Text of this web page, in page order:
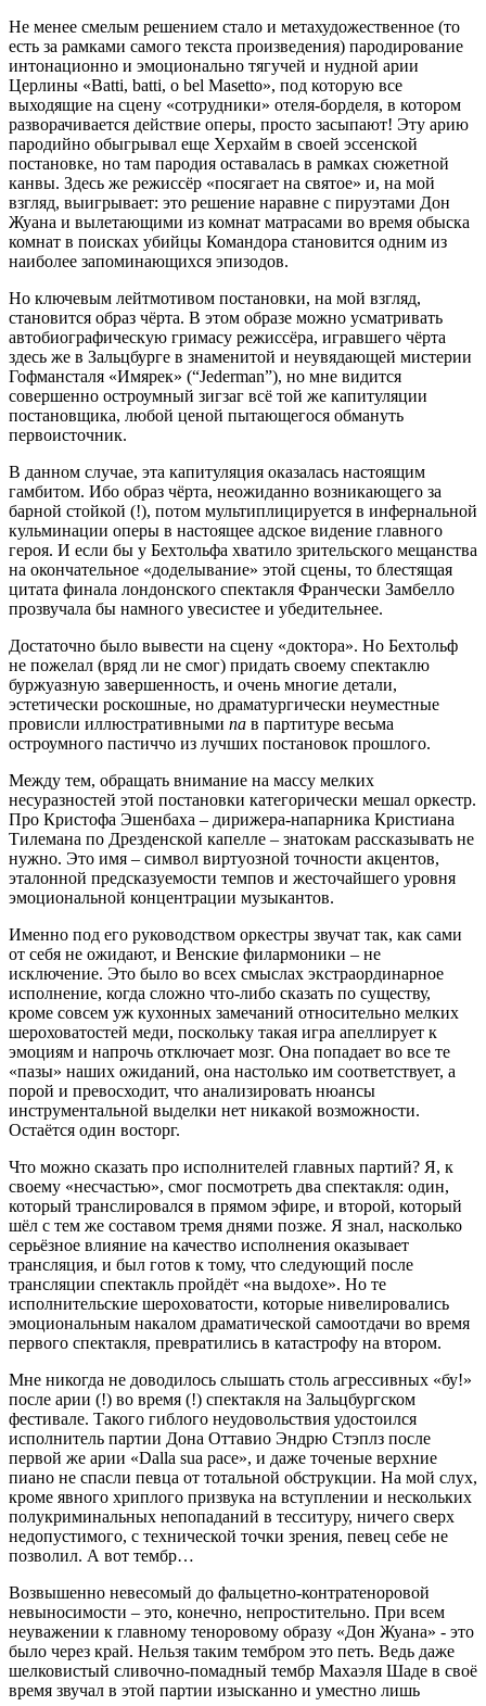
Не менее смелым решением стало и метахудожественное (то
есть за рамками самого текста произведения) пародирование
интонационно и эмоционально тягучей и нудной арии
Церлины «Batti, batti, o bel Masetto», под которую все
выходящие на сцену «сотрудники» отеля-борделя, в котором
разворачивается действие оперы, просто засыпают! Эту арию
пародийно обыгрывал еще Херхайм в своей эссенской
постановке, но там пародия оставалась в рамках сюжетной
канвы. Здесь же режиссёр «посягает на святое» и, на мой
взгляд, выигрывает: это решение наравне с пируэтами Дон
Жуана и вылетающими из комнат матрасами во время обыска
комнат в поисках убийцы Командора становится одним из
наиболее запоминающихся эпизодов.
Но ключевым лейтмотивом постановки, на мой взгляд,
становится образ чёрта. В этом образе можно усматривать
автобиографическую гримасу режиссёра, игравшего чёрта
здесь же в Зальцбурге в знаменитой и неувядающей мистерии
Гофмансталя «Имярек» (“Jederman”), но мне видится
совершенно остроумный зигзаг всё той же капитуляции
постановщика, любой ценой пытающегося обмануть
первоисточник.
В данном случае, эта капитуляция оказалась настоящим
гамбитом. Ибо образ чёрта, неожиданно возникающего за
барной стойкой (!), потом мультиплицируется в инфернальной
кульминации оперы в настоящее адское видение главного
героя. И если бы у Бехтольфа хватило зрительского мещанства
на окончательное «доделывание» этой сцены, то блестящая
цитата финала лондонского спектакля Франчески Замбелло
прозвучала бы намного увесистее и убедительнее.
Достаточно было вывести на сцену «доктора». Но Бехтольф
не пожелал (вряд ли не смог) придать своему спектаклю
буржуазную завершенность, и очень многие детали,
эстетически роскошные, но драматургически неуместные
провисли иллюстративными па в партитуре весьма
остроумного пастиччо из лучших постановок прошлого.
Между тем, обращать внимание на массу мелких
несуразностей этой постановки категорически мешал оркестр.
Про Кристофа Эшенбаха – дирижера-напарника Кристиана
Тилемана по Дрезденской капелле – знатокам рассказывать не
нужно. Это имя – символ виртуозной точности акцентов,
эталонной предсказуемости темпов и жесточайшего уровня
эмоциональной концентрации музыкантов.
Именно под его руководством оркестры звучат так, как сами
от себя не ожидают, и Венские филармоники – не
исключение. Это было во всех смыслах экстраординарное
исполнение, когда сложно что-либо сказать по существу,
кроме совсем уж кухонных замечаний относительно мелких
шероховатостей меди, поскольку такая игра апеллирует к
эмоциям и напрочь отключает мозг. Она попадает во все те
«пазы» наших ожиданий, она настолько им соответствует, а
порой и превосходит, что анализировать нюансы
инструментальной выделки нет никакой возможности.
Остаётся один восторг.
Что можно сказать про исполнителей главных партий? Я, к
своему «несчастью», смог посмотреть два спектакля: один,
который транслировался в прямом эфире, и второй, который
шёл с тем же составом тремя днями позже. Я знал, насколько
серьёзное влияние на качество исполнения оказывает
трансляция, и был готов к тому, что следующий после
трансляции спектакль пройдёт «на выдохе». Но те
исполнительские шероховатости, которые нивелировались
эмоциональным накалом драматической самоотдачи во время
первого спектакля, превратились в катастрофу на втором.
Мне никогда не доводилось слышать столь агрессивных «бу!»
после арии (!) во время (!) спектакля на Зальцбургском
фестивале. Такого гиблого неудовольствия удостоился
исполнитель партии Дона Оттавио Эндрю Стэплз после
первой же арии «Dalla sua pace», и даже точеные верхние
пиано не спасли певца от тотальной обструкции. На мой слух,
кроме явного хриплого призвука на вступлении и нескольких
полукриминальных непопаданий в тесситуру, ничего сверх
недопустимого, с технической точки зрения, певец себе не
позволил. А вот тембр…
Возвышенно невесомый до фальцетно-контратеноровой
невыносимости – это, конечно, непростительно. При всем
неуважении к главному теноровому образу «Дон Жуана» - это
было через край. Нельзя таким тембром это петь. Ведь даже
шелковистый сливочно-помадный тембр Махаэля Шаде в своё
время звучал в этой партии изысканно и уместно лишь